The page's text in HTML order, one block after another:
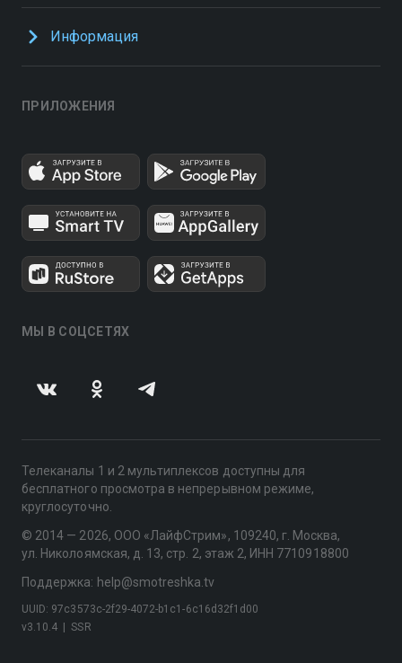
Информация
ПРИЛОЖЕНИЯ
МЫ В СОЦСЕТЯХ
Телеканалы 1 и 2 мультиплексов доступны для
бесплатного просмотра в непрерывном режиме,
круглосуточно.
© 2014 — 2026, ООО «ЛайфСтрим», 109240, г. Москва,
ул. Николоямская, д. 13, стр. 2, этаж 2, ИНН 7710918800
Поддержка: help@smotreshka.tv
v3.10.4 SSR
UUID: 97c3573c-2f29-4072-b1c1-6c16d32f1d00